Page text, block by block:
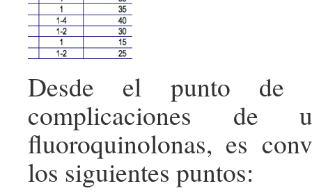
Desde el punto de
complicaciones
fluoroquinolonas, es
los siguientes puntos: